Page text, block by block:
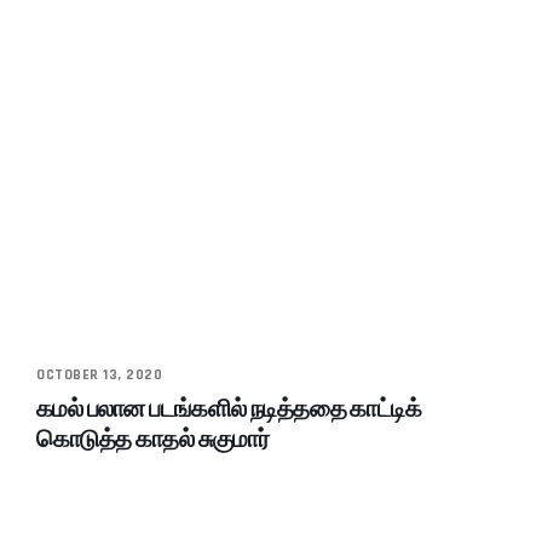
OCTOBER 13, 2020
கமல் பலான படங்களில் நடித்ததை காட்டிக்
கொடுத்த காதல் சுகுமார்